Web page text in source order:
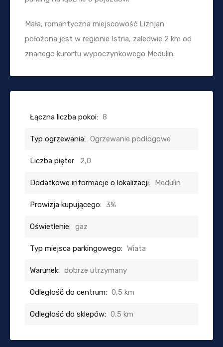
Mała, romantyczna miejscowość Liznjan
położona jest w regionie Istria, zaledwie 2 km od
znanego kurortu wypoczynkowego Medulin.
Łączna liczba pokoi: 8
Typ ogrzewania: Ogrzewanie podłogowe
Liczba pięter: 2,0
Dodatkowe informacje o lokalizacji: Medulin
Prowizja kupującego: 3%
Oświetlenie: gaz
Typ miejsca parkingowego: Wiata
Warunek: dobrze utrzymany
Odległość do centrum: 0,5 km
Odległość do sklepów: 0,5 km